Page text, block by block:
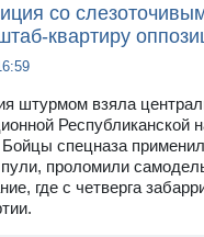
со
квартиру
штурмом взяла
Республиканской
спецназа
пули, проломили
где с четверга